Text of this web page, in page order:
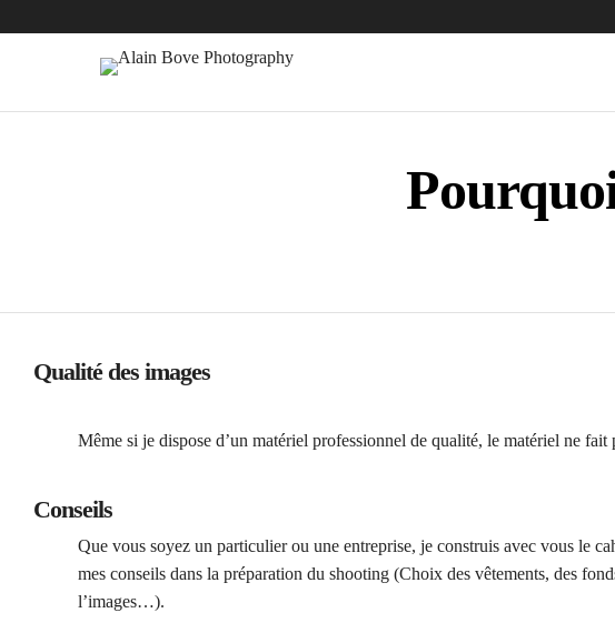
Qualité des images
Même si je dispose d’un matériel professionnel de qualité, le matériel ne
Conseils
Que vous soyez un particulier ou une entreprise, je construis avec vous le
mes conseils dans la préparation du shooting (Choix des vêtements, des
l’images…).